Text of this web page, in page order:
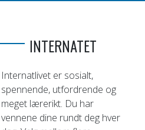
INTERNATET
Internatlivet er sosialt,
spennende, utfordrende og
meget lærerikt. Du har
vennene dine rundt deg hver